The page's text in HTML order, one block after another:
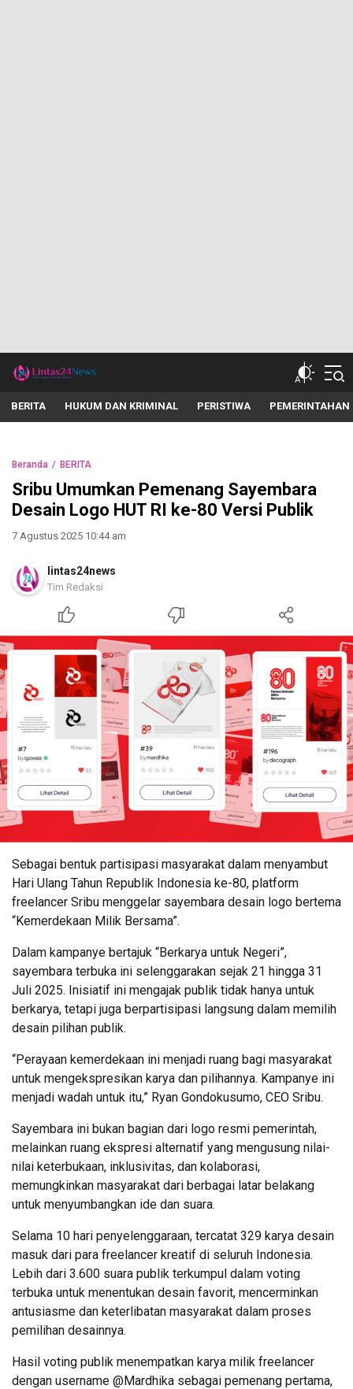
lintas24news.com
Menyingkap Setiap Realita
BERITA HUKUM DAN KRIMINAL PERISTIWA PEMERINTAHAN
Beranda BERITA
Sribu Umumkan Pemenang Sayembara
Desain Logo HUT RI ke-80 Versi Publik
7 Agustus 2025 10:44 am
lintas24news
Tim Redaksi
Sebagai bentuk partisipasi masyarakat dalam menyambut
Hari Ulang Tahun Republik Indonesia ke-80, platform
freelancer Sribu menggelar sayembara desain logo bertema
“Kemerdekaan Milik Bersama”.
Dalam kampanye bertajuk “Berkarya untuk Negeri”,
sayembara terbuka ini selenggarakan sejak 21 hingga 31
Juli 2025. Inisiatif ini mengajak publik tidak hanya untuk
berkarya, tetapi juga berpartisipasi langsung dalam memilih
desain pilihan publik.
“Perayaan kemerdekaan ini menjadi ruang bagi masyarakat
untuk mengekspresikan karya dan pilihannya. Kampanye ini
menjadi wadah untuk itu,” Ryan Gondokusumo, CEO Sribu.
Sayembara ini bukan bagian dari logo resmi pemerintah,
melainkan ruang ekspresi alternatif yang mengusung nilai-
nilai keterbukaan, inklusivitas, dan kolaborasi,
memungkinkan masyarakat dari berbagai latar belakang
untuk menyumbangkan ide dan suara.
Selama 10 hari penyelenggaraan, tercatat 329 karya desain
masuk dari para freelancer kreatif di seluruh Indonesia.
Lebih dari 3.600 suara publik terkumpul dalam voting
terbuka untuk menentukan desain favorit, mencerminkan
antusiasme dan keterlibatan masyarakat dalam proses
pemilihan desainnya.
Hasil voting publik menempatkan karya milik freelancer
dengan username @Mardhika sebagai pemenang pertama,